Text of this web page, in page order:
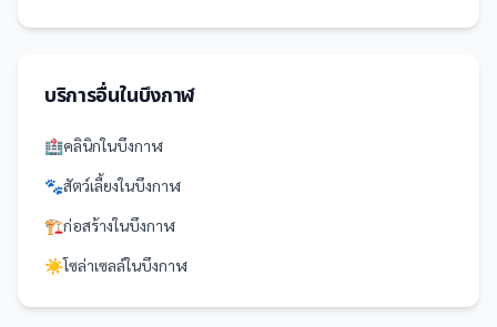
บริการอื่นในบึงกาฬ
🏥คลินิกในบึงกาฬ
🐾สัตว์เลี้ยงในบึงกาฬ
🏗️ก่อสร้างในบึงกาฬ
☀️โซล่าเซลล์ในบึงกาฬ